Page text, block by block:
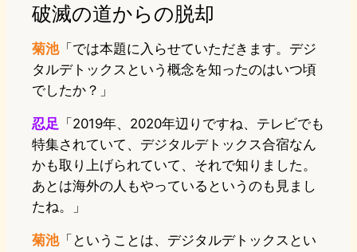
破滅の道からの脱却
菊池「では本題に入らせていただきます。デジ
タルデトックスという概念を知ったのはいつ頃
でしたか？」
忍足 「2019年、2020年辺りですね、テレビでも
特集されていて、デジタルデトックス合宿なん
かも取り上げられていて、それで知りました。
あとは海外の人もやっているというのも見まし
たね。」
菊池「ということは、デジタルデトックスとい